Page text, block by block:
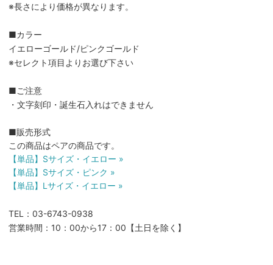
※長さにより価格が異なります。
■カラー
イエローゴールド/ピンクゴールド
※セレクト項目よりお選び下さい
■ご注意
・文字刻印・誕生石入れはできません
■販売形式
この商品はペアの商品です。
【単品】Sサイズ・イエロー »
【単品】Sサイズ・ピンク »
【単品】Lサイズ・イエロー »
TEL：03-6743-0938
営業時間：10：00から17：00【土日を除く】